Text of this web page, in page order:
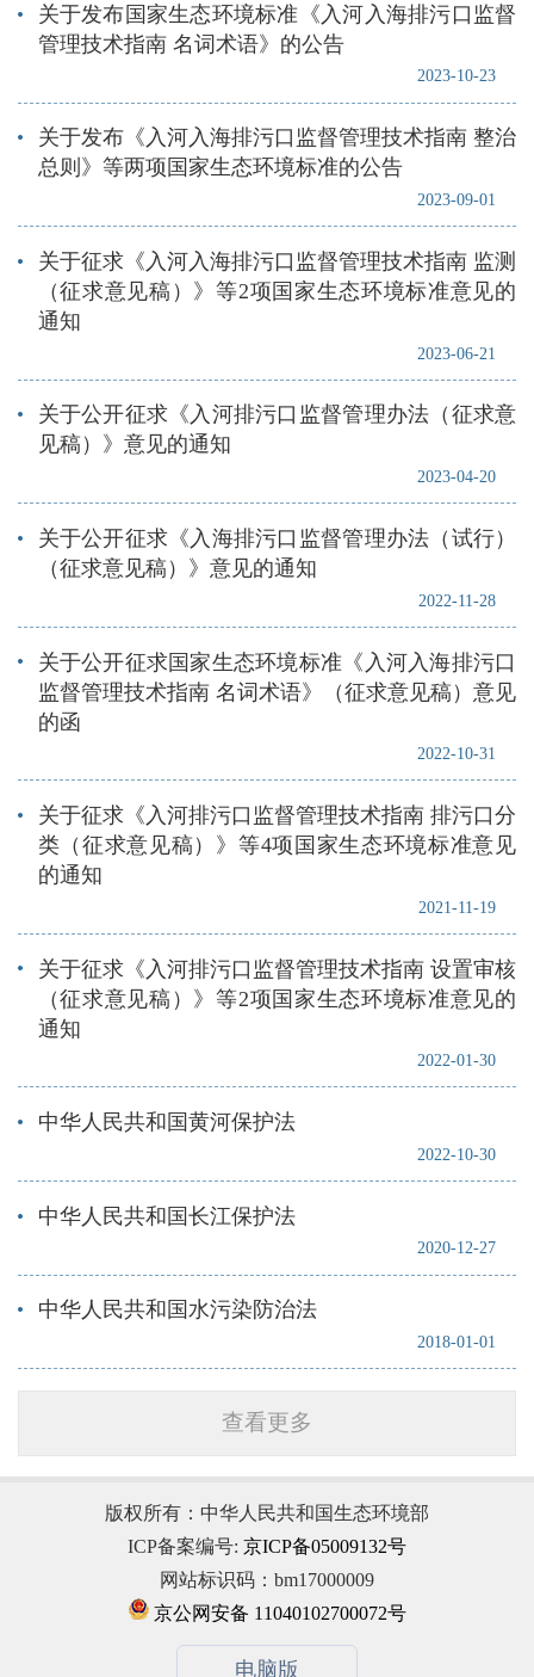
2023-10-23
关于发布国家生态环境标准《入河入海排污口监督
管理技术指南 名词术语》的公告
2023-09-01
关于发布《入河入海排污口监督管理技术指南 整治
总则》等两项国家生态环境标准的公告
2023-06-21
关于征求《入河入海排污口监督管理技术指南 监测
（征求意见稿）》等2项国家生态环境标准意见的
通知
2023-04-20
关于公开征求《入河排污口监督管理办法（征求意
见稿）》意见的通知
2022-11-28
关于公开征求《入海排污口监督管理办法（试行）
（征求意见稿）》意见的通知
2022-10-31
关于公开征求国家生态环境标准《入河入海排污口
监督管理技术指南 名词术语》（征求意见稿）意见
的函
2021-11-19
关于征求《入河排污口监督管理技术指南 排污口分
类（征求意见稿）》等4项国家生态环境标准意见
的通知
2022-01-30
关于征求《入河排污口监督管理技术指南 设置审核
（征求意见稿）》等2项国家生态环境标准意见的
通知
2022-10-30
中华人民共和国黄河保护法
2020-12-27
中华人民共和国长江保护法
2018-01-01
中华人民共和国水污染防治法
查看更多
版权所有：中华人民共和国生态环境部
ICP备案编号: 京ICP备05009132号
网站标识码：bm17000009
京公网安备 11040102700072号
电脑版